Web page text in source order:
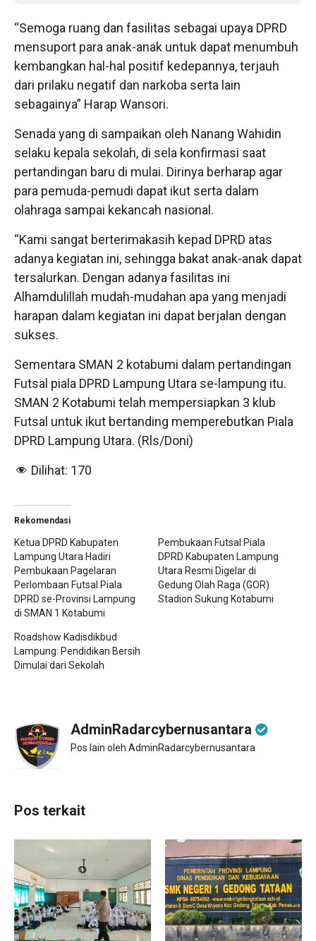
“Semoga ruang dan fasilitas sebagai upaya DPRD
mensuport para anak-anak untuk dapat menumbuh
kembangkan hal-hal positif kedepannya, terjauh
dari prilaku negatif dan narkoba serta lain
sebagainya” Harap Wansori.
Senada yang di sampaikan oleh Nanang Wahidin
selaku kepala sekolah, di sela konfirmasi saat
pertandingan baru di mulai. Dirinya berharap agar
para pemuda-pemudi dapat ikut serta dalam
olahraga sampai kekancah nasional.
“Kami sangat berterimakasih kepad DPRD atas
adanya kegiatan ini, sehingga bakat anak-anak dapat
tersalurkan. Dengan adanya fasilitas ini
Alhamdulillah mudah-mudahan apa yang menjadi
harapan dalam kegiatan ini dapat berjalan dengan
sukses.
Sementara SMAN 2 kotabumi dalam pertandingan
Futsal piala DPRD Lampung Utara se-lampung itu.
SMAN 2 Kotabumi telah mempersiapkan 3 klub
Futsal untuk ikut bertanding memperebutkan Piala
DPRD Lampung Utara. (Rls/Doni)
Dilihat: 170
Rekomendasi
Ketua DPRD Kabupaten
Lampung Utara Hadiri
Pembukaan Pagelaran
Perlombaan Futsal Piala
DPRD se-Provinsi Lampung
di SMAN 1 Kotabumi
Pembukaan Futsal Piala
DPRD Kabupaten Lampung
Utara Resmi Digelar di
Gedung Olah Raga (GOR)
Stadion Sukung Kotabumi
Roadshow Kadisdikbud
Lampung: Pendidikan Bersih
Dimulai dari Sekolah
AdminRadarcybernusantara
Pos lain oleh AdminRadarcybernusantara
Pos terkait